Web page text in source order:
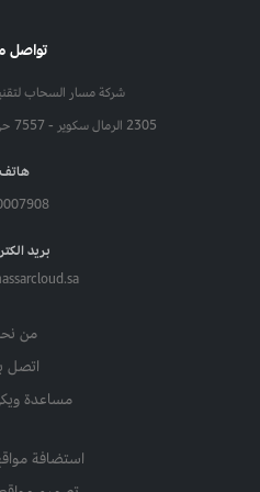
تواصل
شركة مسار السحاب
2305 الرمال سكوير - 7557 حي الرمال - الرياض 13263
هاتف
بريد
من
اتصل
مساعدة
استضافة